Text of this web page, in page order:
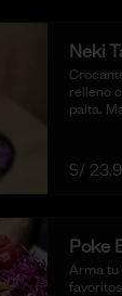
Neki
relleno
palta.
🍣🌮 (4
S/
Poke
Arma tu